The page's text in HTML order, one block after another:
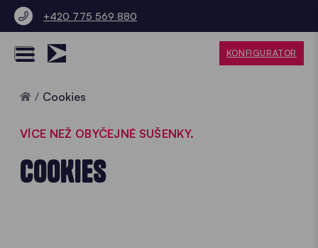
+420 775 569 880
KONFIGURATOR
Home
Cookies
VÍCE NEŽ OBYČEJNÉ SUŠENKY.
COOKIES